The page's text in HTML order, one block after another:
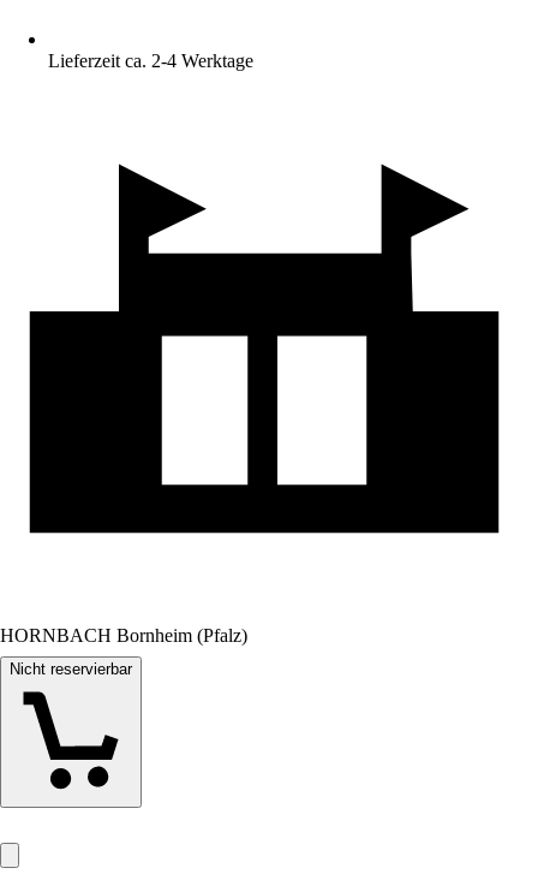
Lieferzeit ca. 2-4 Werktage
HORNBACH Bornheim (Pfalz)
Nicht reservierbar